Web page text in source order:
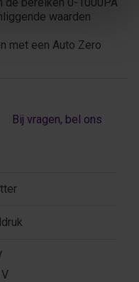
waarden
met een Auto Zero
Bij vragen, bel ons